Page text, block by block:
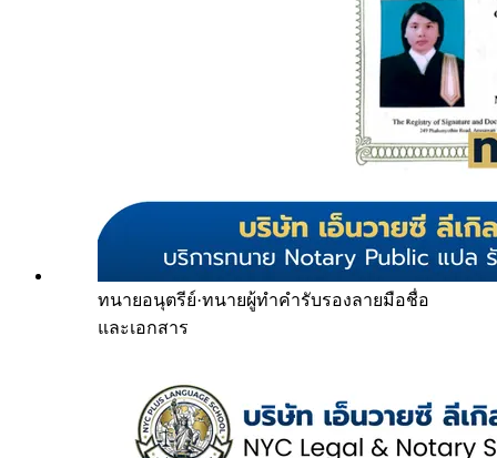
ทนายอนุตรีย์·ทนายผู้ทำคำรับรองลายมือชื่อ
และเอกสาร